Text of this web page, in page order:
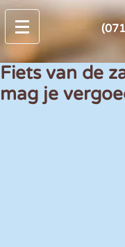
Fiets van de
mag je